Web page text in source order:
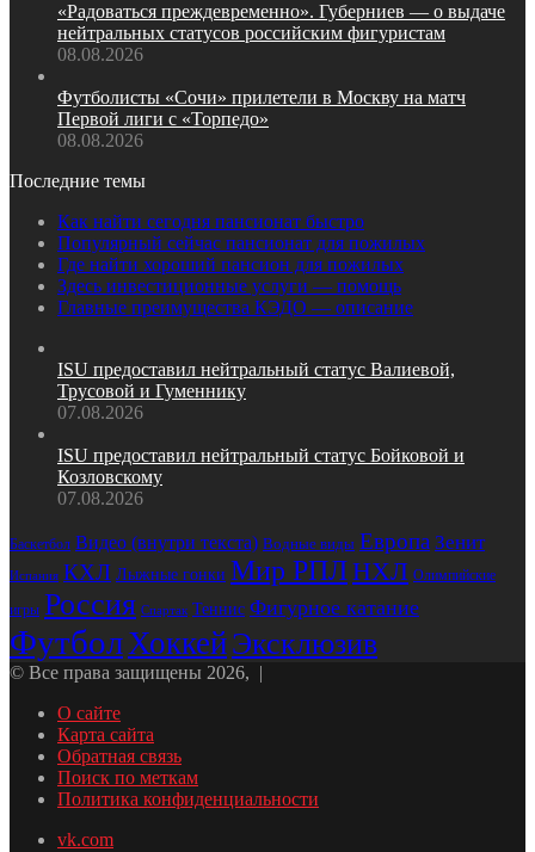
«Радоваться преждевременно». Губерниев — о выдаче
нейтральных статусов российским фигуристам
08.08.2026
Футболисты «Сочи» прилетели в Москву на матч
Первой лиги с «Торпедо»
08.08.2026
Последние темы
Как найти сегодня пансионат быстро
Популярный сейчас пансионат для пожилых
Где найти хороший пансион для пожилых
Здесь инвестиционные услуги — помощь
Главные преимущества КЭДО — описание
ISU предоставил нейтральный статус Валиевой,
Трусовой и Гуменнику
07.08.2026
ISU предоставил нейтральный статус Бойковой и
Козловскому
07.08.2026
Баскетбол Видео (внутри текста) Водные виды Европа Зенит
Испания КХЛ Лыжные гонки Мир РПЛНХЛ Олимпийские
игры Россия Спартак Теннис Фигурное катание
ФутболХоккейЭксклюзив
© Все права защищены 2026, |
О сайте
Карта сайта
Обратная связь
Поиск по меткам
Политика конфиденциальности
vk.com